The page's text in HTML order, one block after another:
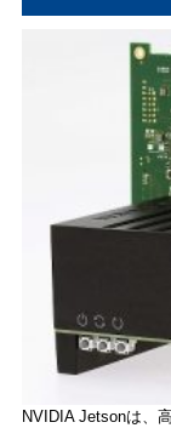
NVIDIA Jetsonは、